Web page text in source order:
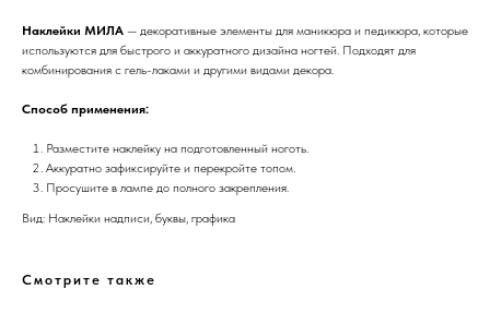
Наклейки МИЛА — декоративные элементы для маникюра и педикюра, которые
используются для быстрого и аккуратного дизайна ногтей. Подходят для
комбинирования с гель-лаками и другими видами декора.
Способ применения:
Разместите наклейку на подготовленный ноготь.
Аккуратно зафиксируйте и перекройте топом.
Просушите в лампе до полного закрепления.
Вид: Наклейки надписи, буквы, графика
Смотрите также